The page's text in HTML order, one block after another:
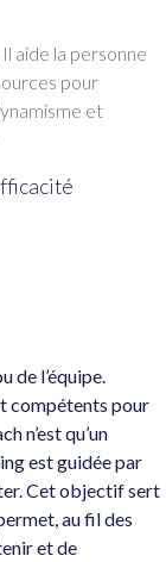
aide la personne
pour
et
de l’équipe.
compétents pour
n’est qu’un
est guidée par
Cet objectif sert
au fil des
et de